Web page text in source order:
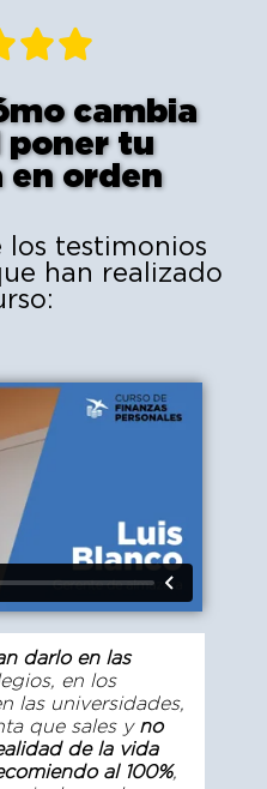

cambia
poner tu
en orden
los testimonios
han realizado
darlo en las
en los
las universidades,
que sales y no
de la vida
al 100%,